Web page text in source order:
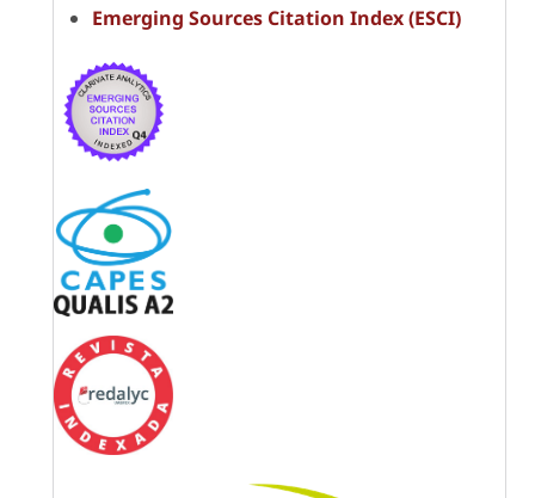
Emerging Sources Citation Index (ESCI)